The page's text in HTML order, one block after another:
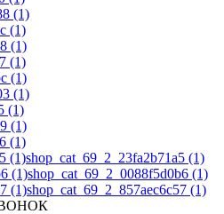
shop_cat_69_2_23fa2b71a5 (1)
shop_cat_69_2_0088f5d0b6 (1)
shop_cat_69_2_857aec6c57 (1)